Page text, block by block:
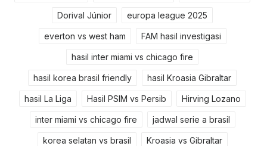
Dorival Júnior europa league 2025
everton vs west ham FAM hasil investigasi
hasil inter miami vs chicago fire
hasil korea brasil friendly hasil Kroasia Gibraltar
hasil La Liga Hasil PSIM vs Persib Hirving Lozano
inter miami vs chicago fire jadwal serie a brasil
korea selatan vs brasil Kroasia vs Gibraltar